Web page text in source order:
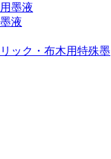
墨液
液
ック・布木用特殊墨